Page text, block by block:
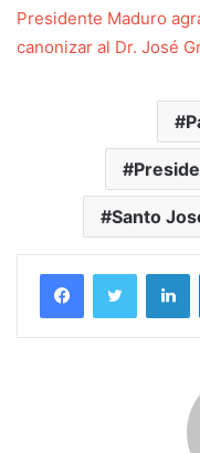
Presidente Maduro
canonizar al Dr. José
Santo
FacebookTwitter